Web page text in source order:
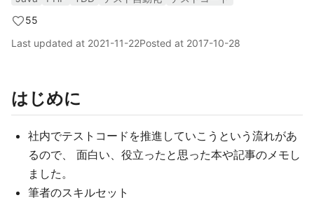
55
Last updated at 2021-11-22Posted at 2017-10-28
はじめに
社内でテストコードを推進していこうという流れがあ
るので、 面白い、役立ったと思った本や記事のメモし
ました。
筆者のスキルセット